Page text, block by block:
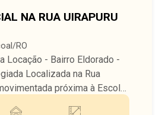
NA RUA UIRAPURU
RO
Locação - Bairro Eldorado -
Localizada na Rua
próxima à Escola